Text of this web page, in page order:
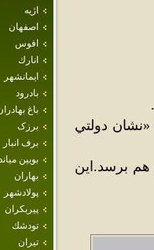
اژيه
اصفهان
افوس
انارك
ايمانشهر
بادرود
باغ
برزک
برف انبار
بويين
بهاران
پولادشهر
پيربكران
تودشك
تيران
دولتي
هم برسد.اين